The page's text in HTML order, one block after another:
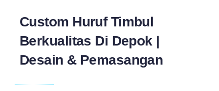
Custom Huruf Timbul
Berkualitas Di Depok |
Desain & Pemasangan